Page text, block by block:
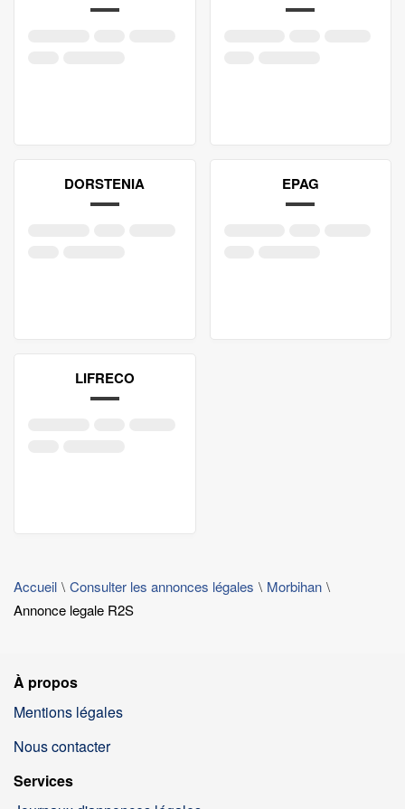
DORSTENIA EPAG
LIFRECO
Accueil Consulter les annonces légales
Morbihan
Annonce legale R2S
À propos
Mentions légales
Nous contacter
Services